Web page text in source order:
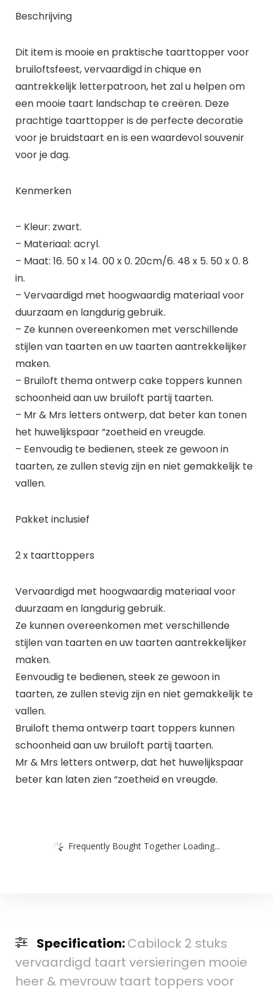
Beschrijving
Dit item is mooie en praktische taarttopper voor
bruiloftsfeest, vervaardigd in chique en
aantrekkelijk letterpatroon, het zal u helpen om
een mooie taart landschap te creëren. Deze
prachtige taarttopper is de perfecte decoratie
voor je bruidstaart en is een waardevol souvenir
voor je dag.
Kenmerken
– Kleur: zwart.
– Materiaal: acryl.
– Maat: 16. 50 x 14. 00 x 0. 20cm/6. 48 x 5. 50 x 0. 8
in.
– Vervaardigd met hoogwaardig materiaal voor
duurzaam en langdurig gebruik.
– Ze kunnen overeenkomen met verschillende
stijlen van taarten en uw taarten aantrekkelijker
maken.
– Bruiloft thema ontwerp cake toppers kunnen
schoonheid aan uw bruiloft partij taarten.
– Mr & Mrs letters ontwerp, dat beter kan tonen
het huwelijkspaar “zoetheid en vreugde.
– Eenvoudig te bedienen, steek ze gewoon in
taarten, ze zullen stevig zijn en niet gemakkelijk te
vallen.
Pakket inclusief
2 x taarttoppers
Vervaardigd met hoogwaardig materiaal voor
duurzaam en langdurig gebruik.
Ze kunnen overeenkomen met verschillende
stijlen van taarten en uw taarten aantrekkelijker
maken.
Eenvoudig te bedienen, steek ze gewoon in
taarten, ze zullen stevig zijn en niet gemakkelijk te
vallen.
Bruiloft thema ontwerp taart toppers kunnen
schoonheid aan uw bruiloft partij taarten.
Mr & Mrs letters ontwerp, dat het huwelijkspaar
beter kan laten zien “zoetheid en vreugde.
Frequently Bought Together Loading...
Specification:Cabilock 2 stuks
vervaardigd taart versieringen mooie
heer & mevrouw taart toppers voor